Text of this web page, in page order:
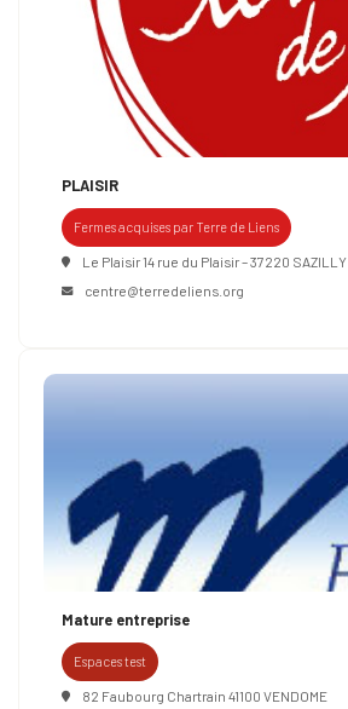
PLAISIR
Fermes acquises par Terre de Liens
Le Plaisir 14 rue du Plaisir – 37220 SAZILLY
centre@terredeliens.org
Mature entreprise
Espaces test
82 Faubourg Chartrain 41100 VENDOME